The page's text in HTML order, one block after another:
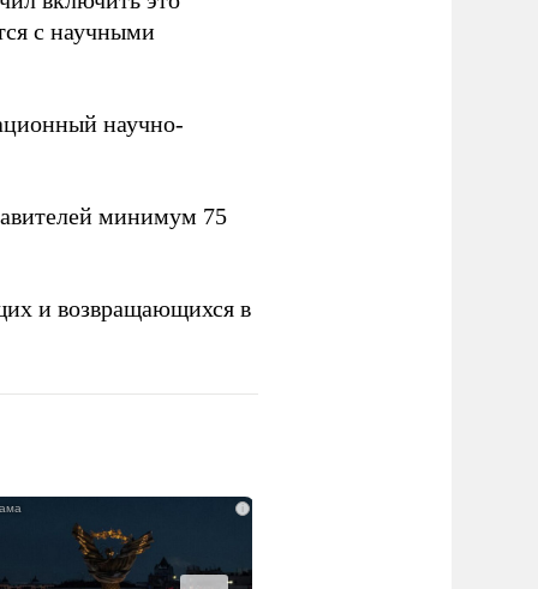
с научными
научно-
минимум 75
и возвращающихся в
i